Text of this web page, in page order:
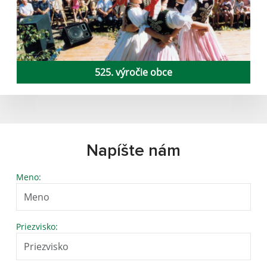
525. výročie obce
Napíšte nám
Meno:
Priezvisko: